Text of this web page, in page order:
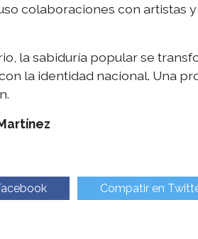
colaboraciones con artistas
la sabiduría popular se
la identidad nacional. Una
Compatir en